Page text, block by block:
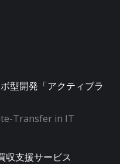
型開発「アクティブラ
Transfer in IT
収支援サービス